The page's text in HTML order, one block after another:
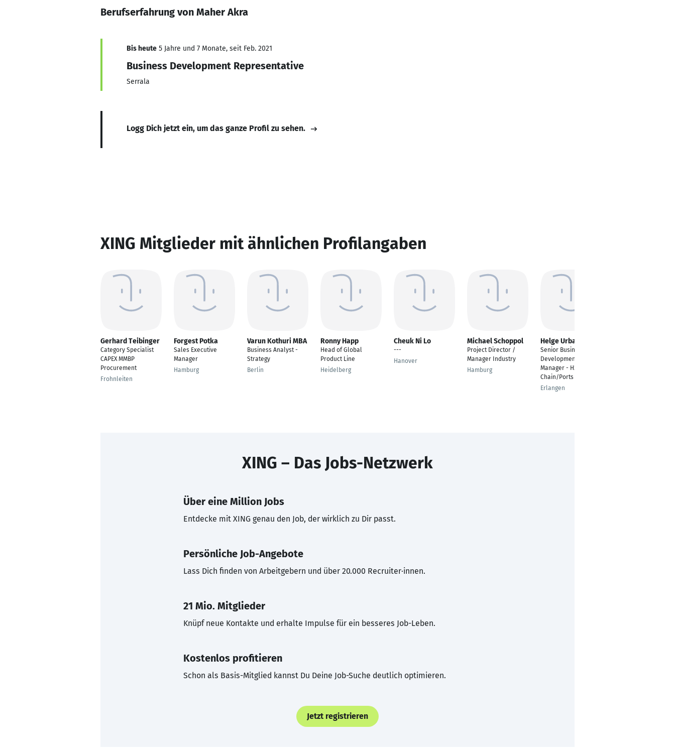
Berufserfahrung von Maher Akra
Bis heute 5 Jahre und 7 Monate, seit Feb. 2021
Business Development Representative
Serrala
Logg Dich jetzt ein, um das ganze Profil zu sehen.
XING Mitglieder mit ähnlichen Profilangaben
Gerhard Teibinger
Category Specialist
CAPEX MMBP
Procurement
Frohnleiten
Forgest Potka
Sales Executive
Manager
Hamburg
Varun Kothuri MBA
Business Analyst -
Strategy
Berlin
Ronny Happ
Head of Global
Product Line
Heidelberg
Cheuk Ni Lo
---
Hanover
Michael Schoppol
Project Director /
Manager Industry
Hamburg
Helge Urban
Senior Business
Development & Sales
Manager - H2 Supply
Chain/Ports
Erlangen
XING – Das Jobs-Netzwerk
Über eine Million Jobs
Entdecke mit XING genau den Job, der wirklich zu Dir passt.
Persönliche Job-Angebote
Lass Dich finden von Arbeitgebern und über 20.000 Recruiter·innen.
21 Mio. Mitglieder
Knüpf neue Kontakte und erhalte Impulse für ein besseres Job-Leben.
Kostenlos profitieren
Schon als Basis-Mitglied kannst Du Deine Job-Suche deutlich optimieren.
Jetzt registrieren